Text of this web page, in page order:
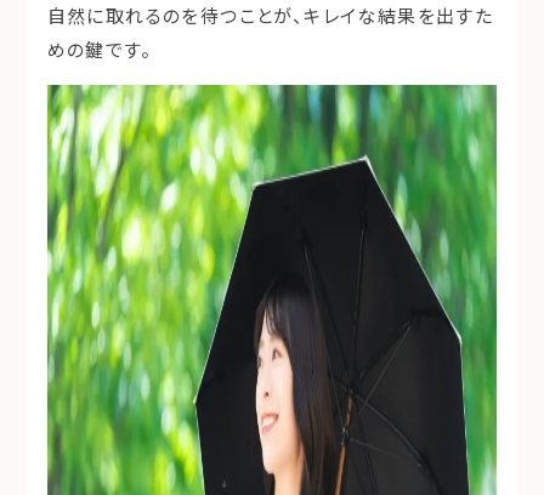
自然に取れるのを待つことが、キレイな結果を出すた
めの鍵です。